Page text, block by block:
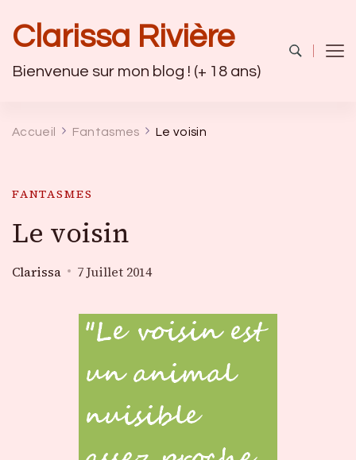
Clarissa Rivière
Bienvenue sur mon blog ! (+ 18 ans)
Accueil Fantasmes Le voisin
FANTASMES
Le voisin
Clarissa 7 Juillet 2014